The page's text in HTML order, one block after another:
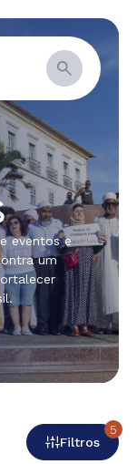
eventos e
um
Filtros
5